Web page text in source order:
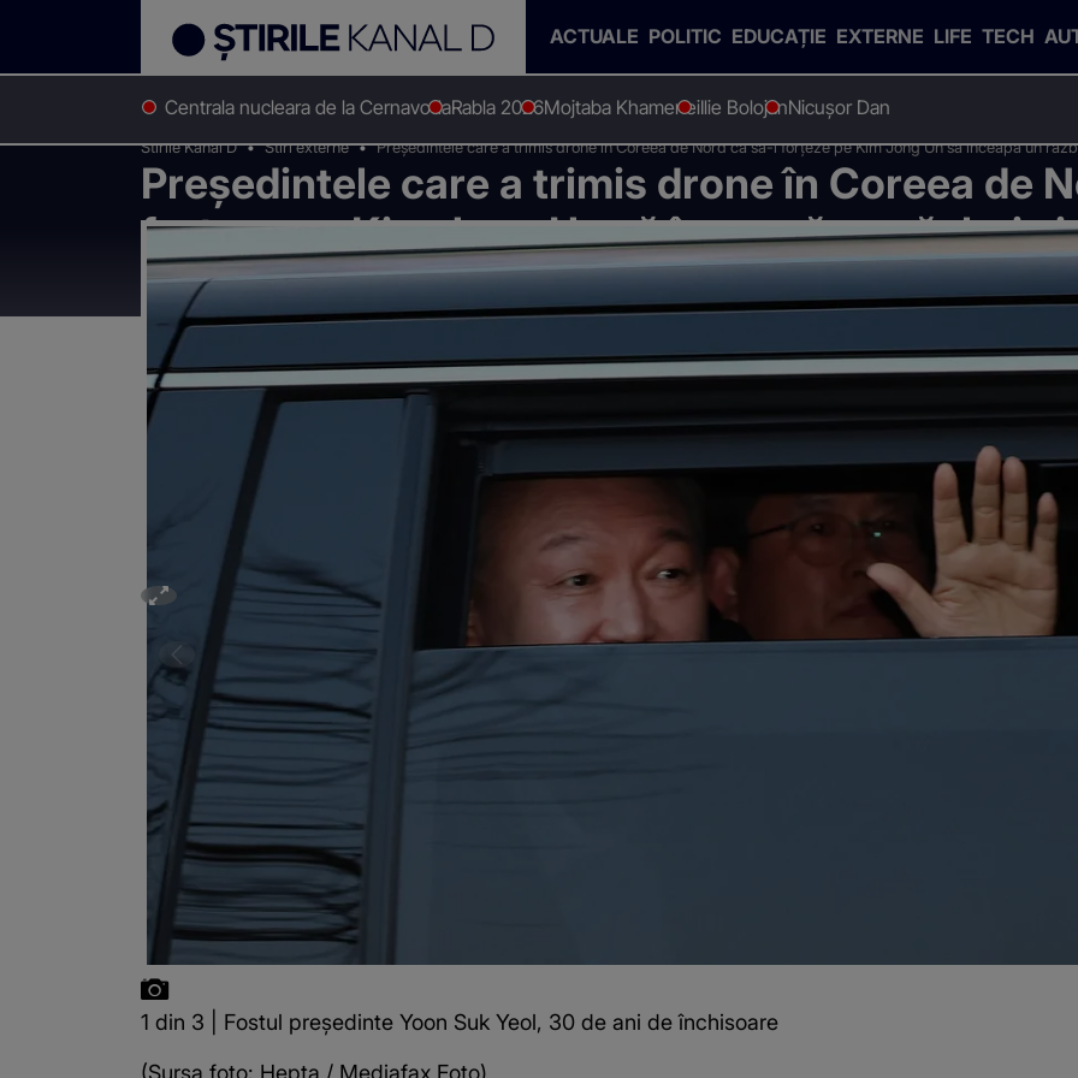
ACTUALE POLITIC EDUCAȚIE EXTERNE LIFE TECH
Centrala nucleara de la CernavodaRabla 2026Mojtaba KhameneiIlie BolojanNicușor Dan
Stirile Kanal D Stiri externe Președintele care a trimis drone în Coreea de Nord ca să-l forțeze pe Kim Jong Un să înceapă un
Președintele care a trimis drone în Coreea de
forțeze pe Kim Jong Un să înceapă un război
pedeapsa
1 din 3 | Fostul președinte Yoon Suk Yeol, 30 de ani de închisoare